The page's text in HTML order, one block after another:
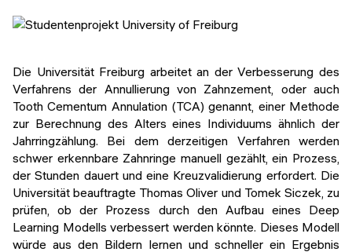
Die Universität Freiburg arbeitet an der Verbesserung des
Verfahrens der Annullierung von Zahnzement, oder auch
Tooth Cementum Annulation (TCA) genannt, einer Methode
zur Berechnung des Alters eines Individuums ähnlich der
Jahrringzählung. Bei dem derzeitigen Verfahren werden
schwer erkennbare Zahnringe manuell gezählt, ein Prozess,
der Stunden dauert und eine Kreuzvalidierung erfordert. Die
Universität beauftragte Thomas Oliver und Tomek Siczek, zu
prüfen, ob der Prozess durch den Aufbau eines Deep
Learning Modells verbessert werden könnte. Dieses Modell
würde aus den Bildern lernen und schneller ein Ergebnis